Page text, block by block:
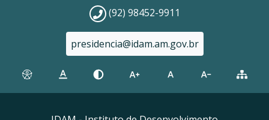
(92) 98452-9911
presidencia@idam.am.gov.br